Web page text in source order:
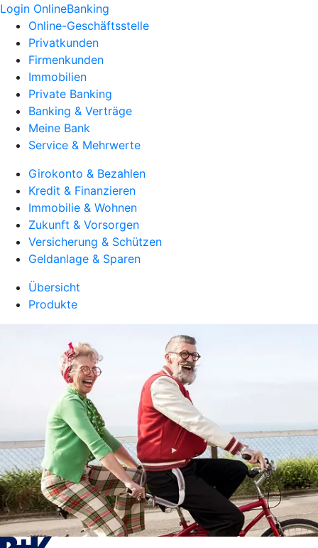
Login OnlineBanking
Online-Geschäftsstelle
Privatkunden
Firmenkunden
Immobilien
Private Banking
Banking & Verträge
Meine Bank
Service & Mehrwerte
Girokonto & Bezahlen
Kredit & Finanzieren
Immobilie & Wohnen
Zukunft & Vorsorgen
Versicherung & Schützen
Geldanlage & Sparen
Übersicht
Produkte